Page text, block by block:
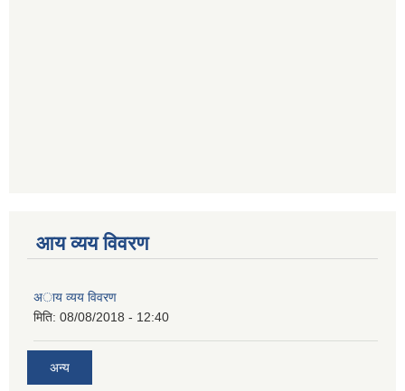
आय व्यय विवरण
अाय व्यय विवरण
मिति: 08/08/2018 - 12:40
अन्य